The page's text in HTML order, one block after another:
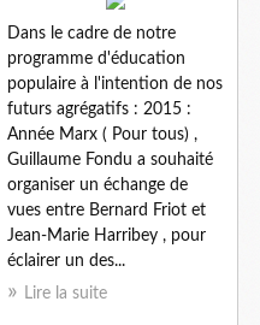
Dans le cadre de notre
programme d'éducation
populaire à l'intention de nos
futurs agrégatifs : 2015 :
Année Marx ( Pour tous) ,
Guillaume Fondu a souhaité
organiser un échange de
vues entre Bernard Friot et
Jean-Marie Harribey , pour
éclairer un des...
Lire la suite